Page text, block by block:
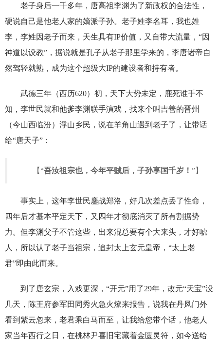
老子身后一千多年，唐高祖李渊为了新政权的合法性，
硬说自己是他老人家的嫡派子孙。老子姓李名耳，我也姓
李，李姓因老子而来，天生具有IP价值，又自带大流量，“因
神道以设教”，据说就是孔子从老子那里学来的，李唐诸帝自
然驾轻就熟，成为这个超级大IP的建设者和持有者。
武德三年（西历620）初，天下大势未定，鹿死谁手不
知，李世民就和他爹李渊联手演戏，找来个叫吉善的晋州
（今山西临汾）浮山乡民，说在羊角山遇到老子了，让带话
给“唐天子”：
【“吾汝祖宗也，今年平贼后，子孙享国千岁！ ”】
事实上，这年李世民鏖战郑洛，好几次差点丢了性命，
四年后才基本平定天下，又四年才彻底消灭了所有割据势
力。但李渊父子不管这些，出来混总要有个大来头，才好唬
人，所以认了老子当祖宗，追封太上玄元皇帝，“太上老
君”即由此而来。
到了唐玄宗，入戏更深，“开元”用了29年，改元“天宝”没
几天，陈王府参军田同秀火急火燎来报告，说我在丹凤门外
看到紫云忽来，老君乘白马而至，让我给您带个话，他老人
家当年西行之日，在桃林尹喜旧宅藏着金匮灵符，如今送给